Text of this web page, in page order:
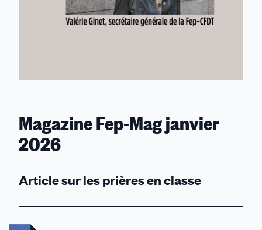
Magazine Fep-Mag janvier
2026
Article sur les prières en classe